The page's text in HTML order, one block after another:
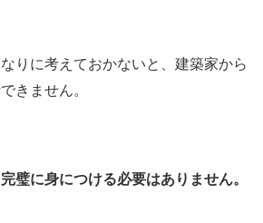
りに考えておかないと、建築家から
きません。
璧に身につける必要はありません。